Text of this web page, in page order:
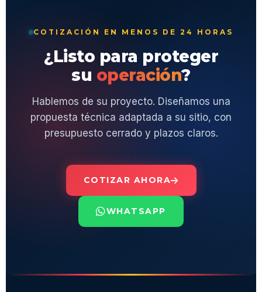
COTIZACIÓN EN MENOS DE 24 HORAS
¿Listo para proteger
su operación?
Hablemos de su proyecto. Diseñamos una
propuesta técnica adaptada a su sitio, con
presupuesto cerrado y plazos claros.
COTIZAR AHORA
WHATSAPP